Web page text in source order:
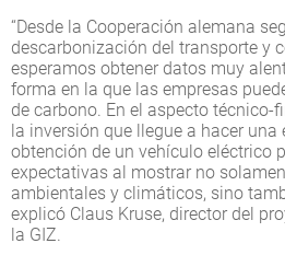
“Desde la Cooperación alemana
descarbonización del transporte y
esperamos obtener datos muy
forma en la que las empresas
de carbono. En el aspecto técnico-
la inversión que llegue a hacer una
obtención de un vehículo eléctrico
expectativas al mostrar no
ambientales y climáticos, sino
explicó Claus Kruse, director del
la GIZ.